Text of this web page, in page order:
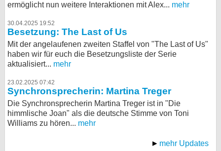
ermöglicht nun weitere Interaktionen mit Alex... mehr
30.04.2025 19:52
Besetzung: The Last of Us
Mit der angelaufenen zweiten Staffel von "The Last of Us"
haben wir für euch die Besetzungsliste der Serie
aktualisiert... mehr
23.02.2025 07:42
Synchronsprecherin: Martina Treger
Die Synchronsprecherin Martina Treger ist in "Die
himmlische Joan" als die deutsche Stimme von Toni
Williams zu hören... mehr
mehr Updates